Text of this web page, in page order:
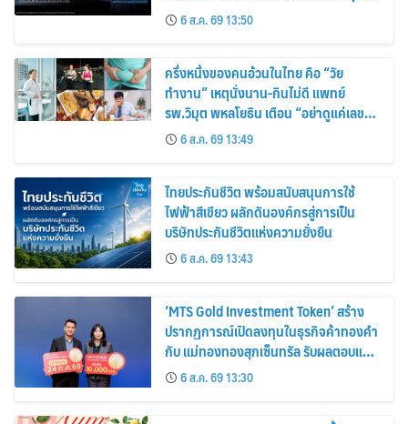
กว่าเดิม
6 ส.ค. 69 13:50
ครึ่งหนึ่งของคนอ้วนในไทย คือ “วัย
ทำงาน” เหตุนั่งนาน-กินไม่ดี แพทย์
รพ.วิมุต พหลโยธิน เตือน “อย่าดูแค่เลขบน
ตาชั่ง” แนะปรับพฤติกรรมระยะยาว
6 ส.ค. 69 13:49
ไทยประกันชีวิต พร้อมสนับสนุนการใช้
ไฟฟ้าสีเขียว ผลักดันองค์กรสู่การเป็น
บริษัทประกันชีวิตแห่งความยั่งยืน
6 ส.ค. 69 13:43
‘MTS Gold Investment Token’ สร้าง
ปรากฏการณ์เปิดลงทุนในธุรกิจค้าทองคำ
กับ แม่ทองทองสุกเซ็นทรัล รับผลตอบแทน
คงที่ 3% ต่อปี
6 ส.ค. 69 13:30